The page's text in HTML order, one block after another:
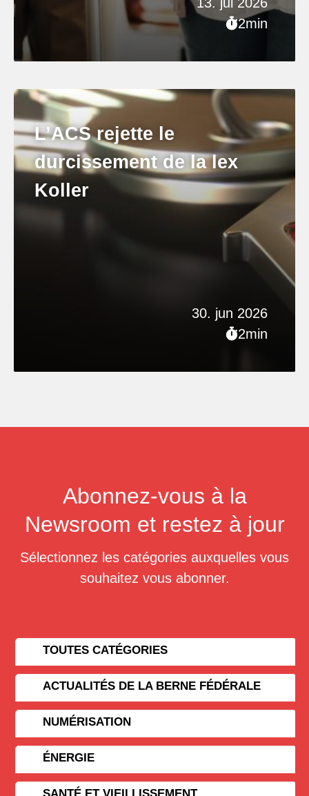
2min
30. jun 2026
2min
L’ACS rejette le
durcissement de la lex
Koller
Abonnez-vous à la
Newsroom et restez à jour
Sélectionnez les catégories auxquelles vous
souhaitez vous abonner.
TOUTES CATÉGORIES
ACTUALITÉS DE LA BERNE FÉDÉRALE
NUMÉRISATION
ÉNERGIE